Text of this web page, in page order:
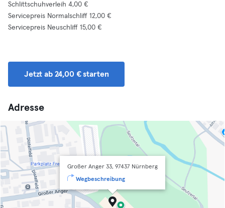
Schlittschuhverleih 4,00 €
Servicepreis Normalschliff 12,00 €
Servicepreis Neuschliff 15,00 €
Jetzt ab 24,00 € starten
Adresse
Großer Anger 33, 97437 Nürnberg
Wegbeschreibung